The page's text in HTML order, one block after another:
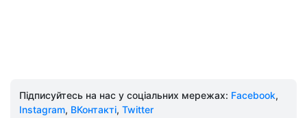
Підписуйтесь на нас у соціальних мережах: Facebook,
Instagram, ВКонтакті, Twitter